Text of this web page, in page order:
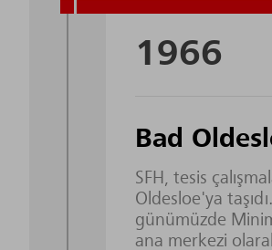
1966
Bad
SFH, tesis
Oldesloe'ya
günümüzde
ana merkezi